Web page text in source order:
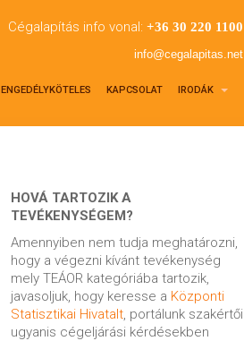
Cégalapítás info vonal: +36 30 220 1100
info@cegalapitas.net
ENGEDÉLYKÖTELES KAPCSOLAT IRODÁK
HOVÁ TARTOZIK A
TEVÉKENYSÉGEM?
Amennyiben nem tudja meghatározni,
hogy a végezni kívánt tevékenység
mely TEÁOR kategóriába tartozik,
javasoljuk, hogy keresse a Központi
Statisztikai Hivatalt, portálunk szakértői
ugyanis cégeljárási kérdésekben